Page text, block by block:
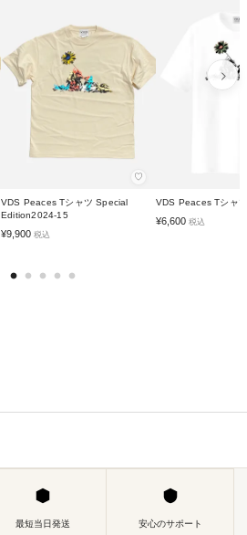
♡
VDS Peaces Tシャツ Special
Edition2024-15
¥9,900 税込
VDS Peaces Tシャ
¥6,600 税込
最短当日発送 安心のサポート